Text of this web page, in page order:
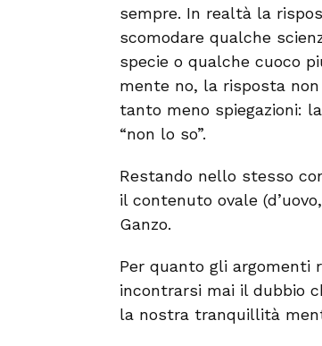
sempre. In realtà la
scomodare qualche
specie o qualche cuoco
mente no, la risposta non
tanto meno spiegazioni:
“non lo so”.
Restando nello stesso
il contenuto ovale
Ganzo.
Per quanto gli argomenti
incontrarsi mai il dubbio
la nostra tranquillità